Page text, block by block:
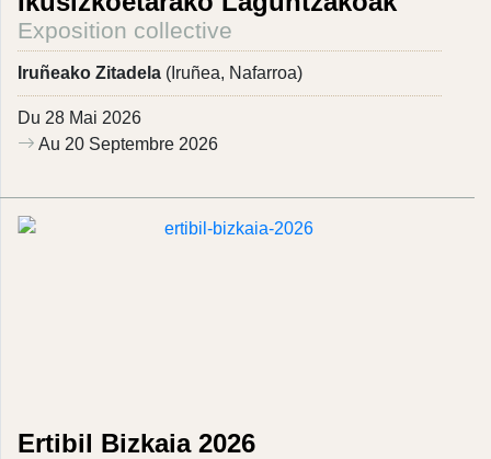
Exposition collective
Iruñeako Zitadela (Iruñea, Nafarroa)
Du 28 Mai 2026
Au 20 Septembre 2026
Ertibil Bizkaia 2026